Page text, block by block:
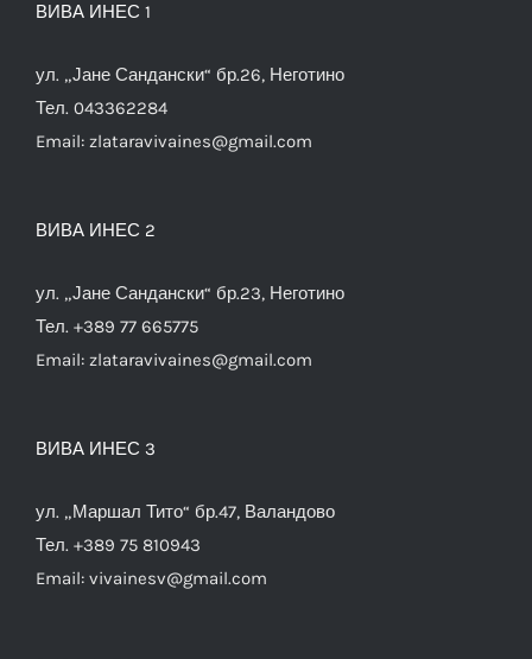
ВИВА ИНЕС 1
ул. „Јане Сандански“ бр.26, Неготино
Тел. 043362284
Email: zlataravivaines@gmail.com
ВИВА ИНЕС 2
ул. „Јане Сандански“ бр.23, Неготино
Тел. +389 77 665775
Email: zlataravivaines@gmail.com
ВИВА ИНЕС 3
ул. „Маршал Тито“ бр.47, Валандово
Тел. +389 75 810943
Email: vivainesv@gmail.com